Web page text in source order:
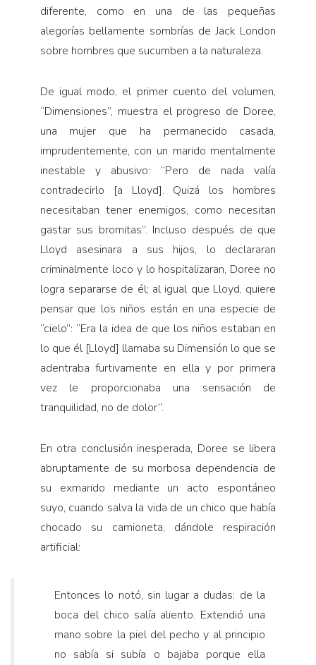
diferente, como en una de las pequeñas
alegorías bellamente sombrías de Jack London
sobre hombres que sucumben a la naturaleza.
De igual modo, el primer cuento del volumen,
“Dimensiones”, muestra el progreso de Doree,
una mujer que ha permanecido casada,
imprudentemente, con un marido mentalmente
inestable y abusivo: “Pero de nada valía
contradecirlo [a Lloyd]. Quizá los hombres
necesitaban tener enemigos, como necesitan
gastar sus bromitas”. Incluso después de que
Lloyd asesinara a sus hijos, lo declararan
criminalmente loco y lo hospitalizaran, Doree no
logra separarse de él; al igual que Lloyd, quiere
pensar que los niños están en una especie de
“cielo”: “Era la idea de que los niños estaban en
lo que él [Lloyd] llamaba su Dimensión lo que se
adentraba furtivamente en ella y por primera
vez le proporcionaba una sensación de
tranquilidad, no de dolor”.
En otra conclusión inesperada, Doree se libera
abruptamente de su morbosa dependencia de
su exmarido mediante un acto espontáneo
suyo, cuando salva la vida de un chico que había
chocado su camioneta, dándole respiración
artificial:
Entonces lo notó, sin lugar a dudas: de la
boca del chico salía aliento. Extendió una
mano sobre la piel del pecho y al principio
no sabía si subía o bajaba porque ella